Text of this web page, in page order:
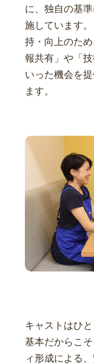
に、独自の基
施しています
持・向上のた
報共有」や「
いった機会を
ます。
キャストはひ
基本だからこ
ィ形成による